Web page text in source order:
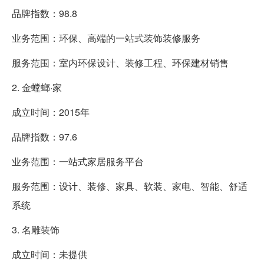
品牌指数：98.8
业务范围：环保、高端的一站式装饰装修服务
服务范围：室内环保设计、装修工程、环保建材销售
2. 金螳螂·家
成立时间：2015年
品牌指数：97.6
业务范围：一站式家居服务平台
服务范围：设计、装修、家具、软装、家电、智能、舒适
系统
3. 名雕装饰
成立时间：未提供